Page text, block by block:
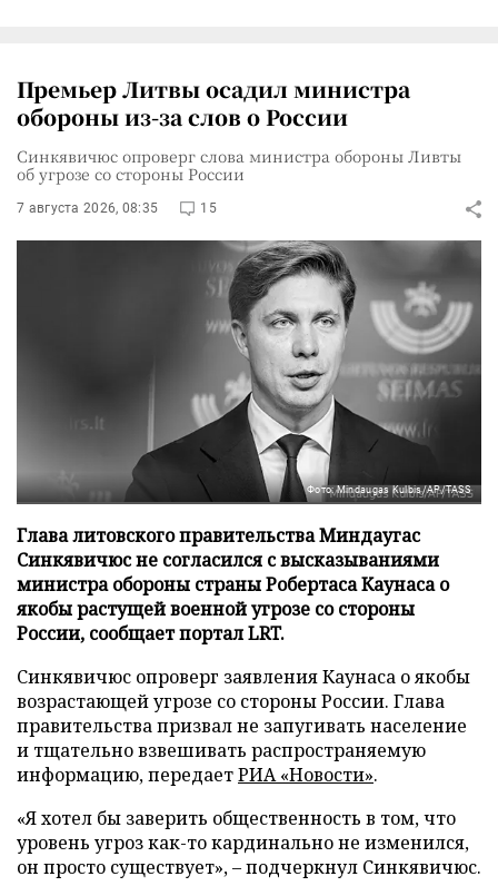
Премьер Литвы осадил министра
обороны из-за слов о России
Синкявичюс опроверг слова министра обороны Ливты
об угрозе со стороны России
7 августа 2026, 08:35 15
Фото: Mindaugas Kulbis/AP/TASS
Глава литовского правительства Миндаугас
Синкявичюс не согласился с высказываниями
министра обороны страны Робертаса Каунаса о
якобы растущей военной угрозе со стороны
России, сообщает портал LRT.
Синкявичюс опроверг заявления Каунаса о якобы
возрастающей угрозе со стороны России. Глава
правительства призвал не запугивать население
и тщательно взвешивать распространяемую
информацию, передаетРИА «Новости».
«Я хотел бы заверить общественность в том, что
уровень угроз как-то кардинально не изменился,
он просто существует», – подчеркнул Синкявичюс.